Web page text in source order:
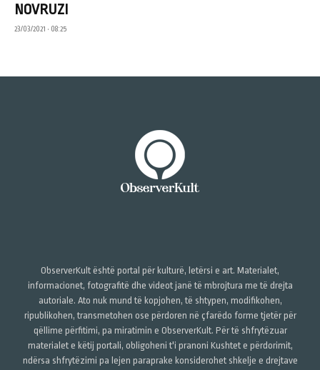
NOVRUZI
23/03/2021 • 08:25
ObserverKult është portal për kulturë, letërsi e art. Materialet,
informacionet, fotografitë dhe videot janë të mbrojtura me të drejta
autoriale. Ato nuk mund të kopjohen, të shtypen, modifikohen,
ripublikohen, transmetohen ose përdoren në çfarëdo forme tjetër për
qëllime përfitimi, pa miratimin e ObserverKult. Për të shfrytëzuar
materialet e këtij portali, obligoheni t'i pranoni Kushtet e përdorimit,
ndërsa shfrytëzimi pa lejen paraprake konsiderohet shkelje e drejtave